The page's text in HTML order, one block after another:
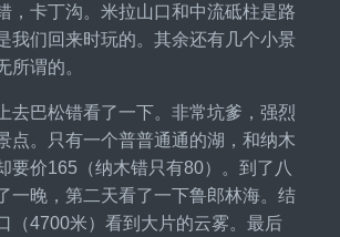
，卡丁沟。米拉山口和中流砥柱是路
我们回来时玩的。其余还有几个小景
所谓的。
去巴松错看了一下。非常坑爹，强烈
点。只有一个普普通通的湖，和纳木
要价165（纳木错只有80）。到了八
一晚，第二天看了一下鲁郎林海。结
（4700米）看到大片的云雾。最后